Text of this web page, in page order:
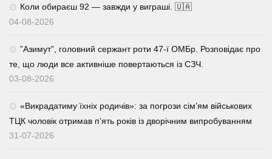
Коли обираєш 92 — завжди у виграші. 🇺🇦
04-08-2026
⁨”Азимут”, головний сержант роти 47-ї ОМБр. Розповідає про
те, що люди все активніше повертаються із СЗЧ.
03-08-2026
«Викрадатиму їхніх родичів»: за погрози сім’ям військових
ТЦК чоловік отримав п’ять років із дворічним випробуванням
31-07-2026